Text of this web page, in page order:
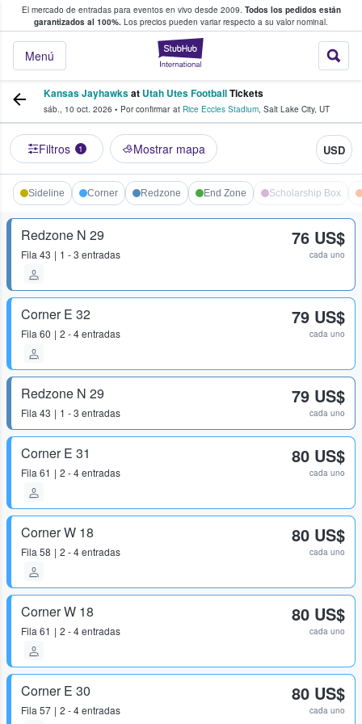
El mercado de entradas para eventos en vivo desde 2009. Todos los pedidos están
garantizados al 100%. Los precios pueden variar respecto a su valor nominal.
StubHub:
Menú
y venta de entradas entre fans
Kansas Jayhawksat Utah Utes FootballTickets
sáb., 10 oct. 2026 • Por confirmar at Rice Eccles Stadium, Salt Lake City, UT
Filtros 1 Mostrar mapa USD
Sideline Corner Redzone End Zone Scholarship Box
Redzone N 29
Fila 43 1 - 3 entradas
76 US$
cada uno
Corner E 32
Fila 60 2 - 4 entradas
79 US$
cada uno
Redzone N 29
Fila 43 1 - 3 entradas
79 US$
cada uno
Corner E 31
Fila 61 2 - 4 entradas
80 US$
cada uno
Corner W 18
Fila 58 2 - 4 entradas
80 US$
cada uno
Corner W 18
Fila 61 2 - 4 entradas
80 US$
cada uno
Corner E 30
Fila 57 2 - 4 entradas
80 US$
cada uno